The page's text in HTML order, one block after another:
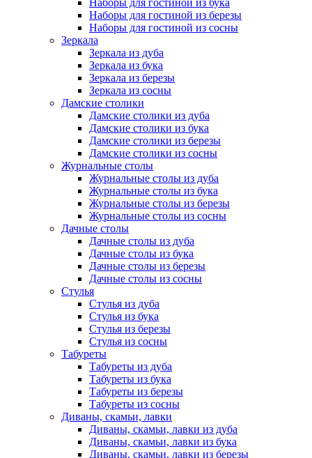
Наборы для гостиной из бука
Наборы для гостиной из березы
Наборы для гостиной из сосны
Зеркала
Зеркала из дуба
Зеркала из бука
Зеркала из березы
Зеркала из сосны
Дамские столики
Дамские столики из дуба
Дамские столики из бука
Дамские столики из березы
Дамские столики из сосны
Журнальные столы
Журнальные столы из дуба
Журнальные столы из бука
Журнальные столы из березы
Журнальные столы из сосны
Дачные столы
Дачные столы из дуба
Дачные столы из бука
Дачные столы из березы
Дачные столы из сосны
Стулья
Стулья из дуба
Стулья из бука
Стулья из березы
Стулья из сосны
Табуреты
Табуреты из дуба
Табуреты из бука
Табуреты из березы
Табуреты из сосны
Диваны, скамьи, лавки
Диваны, скамьи, лавки из дуба
Диваны, скамьи, лавки из бука
Диваны, скамьи, лавки из березы